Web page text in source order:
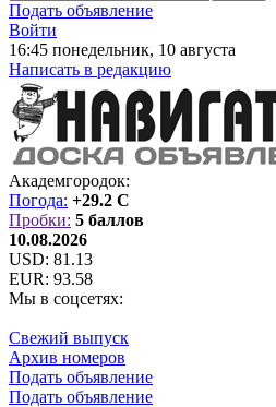
Подать объявление
Войти
16:45 понедельник, 10 августа
Написать в редакцию
Академгородок:
Погода: +29.2 C
Пробки: 5 баллов
10.08.2026
USD: 81.13
EUR: 93.58
Мы в соцсетях:
Свежий выпуск
Архив номеров
Подать объявление
Подать объявление